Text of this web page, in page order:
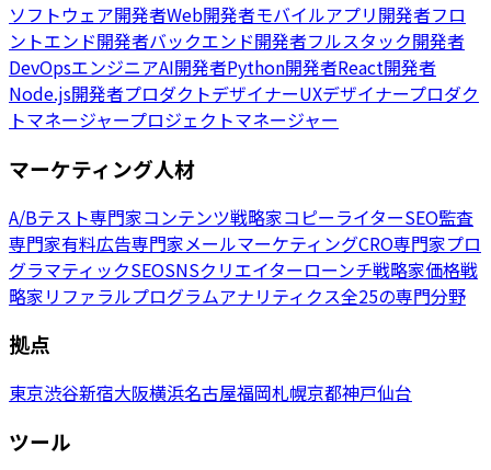
ソフトウェア開発者Web開発者モバイルアプリ開発者フロ
ントエンド開発者バックエンド開発者フルスタック開発者
DevOpsエンジニアAI開発者Python開発者React開発者
Node.js開発者プロダクトデザイナーUXデザイナープロダク
トマネージャープロジェクトマネージャー
マーケティング人材
A/Bテスト専門家コンテンツ戦略家コピーライターSEO監査
専門家有料広告専門家メールマーケティングCRO専門家プロ
グラマティックSEOSNSクリエイターローンチ戦略家価格戦
略家リファラルプログラムアナリティクス全25の専門分野
拠点
東京渋谷新宿大阪横浜名古屋福岡札幌京都神戸仙台
ツール